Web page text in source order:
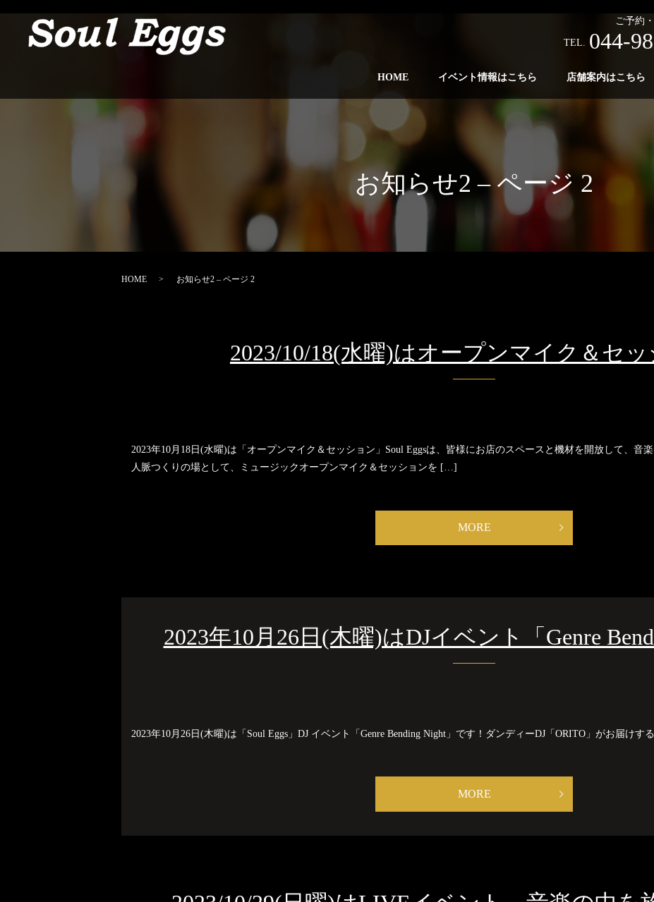
ご予約
TEL. 044-
HOME イベント情報はこちら 店舗案内はこちら
お知らせ2 – ページ 2
HOME お知らせ2 – ページ 2
2023/10/18(水曜)はオープンマイク＆セ
2023年10月18日(水曜)は「オープンマイク＆セッション」Soul Eggsは、皆様にお店のスペースと機材を開放して、音
人脈つくりの場として、ミュージックオープンマイク＆セッションを […]
MORE
2023年10月26日(木曜)はDJイベント「Genre
2023年10月26日(木曜)は「Soul Eggs」DJ イベント「Genre Bending Night」です！ダンディーDJ「ORITO」がお届けす
MORE